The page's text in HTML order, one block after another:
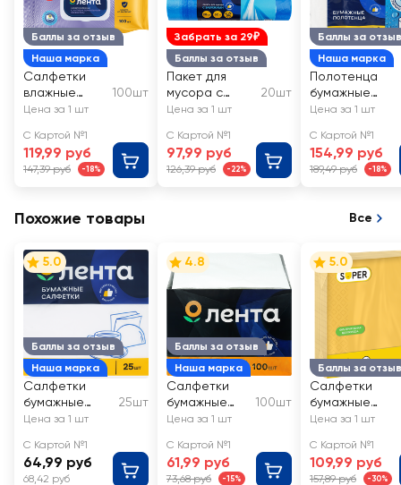
Баллы за отзыв
Наша марка
Салфетки
влажные
ЛЕНТА с
альным
эффектом
100шт
Цена за 1 шт
С Картой №1
119,99 руб
147,39 руб -18%
Забрать за 29₽
Баллы за отзыв
Пакет для
мусора с
завязками
60х70см
20шт
Цена за 1 шт
С Картой №1
97,99 руб
126,39 руб -22%
Баллы за отзыв
Наша марка
Полотенца
бумажные
ЛЕНТА 2 слоя
Цена за 1 шт
С Картой №1
154,99 руб
189,49 руб -18%
Похожие товары Все
Баллы за отзыв
Наша марка
5.0
Салфетки
бумажные
ЛЕНТА 2 слоя
33x33см
25шт
Цена за 1 шт
С Картой №1
64,99 руб
68,42 руб
Баллы за отзыв
Наша марка
4.8
Салфетки
бумажные
ЛЕНТА белые
24х24см
100шт
Цена за 1 шт
С Картой №1
61,99 руб
73,68 руб -15%
Баллы за отзыв
5.0
Салфетки
бумажные
SUPER
слоя, 33х33см
Цена за 1 шт
С Картой №1
109,99 руб
157,89 руб -30%